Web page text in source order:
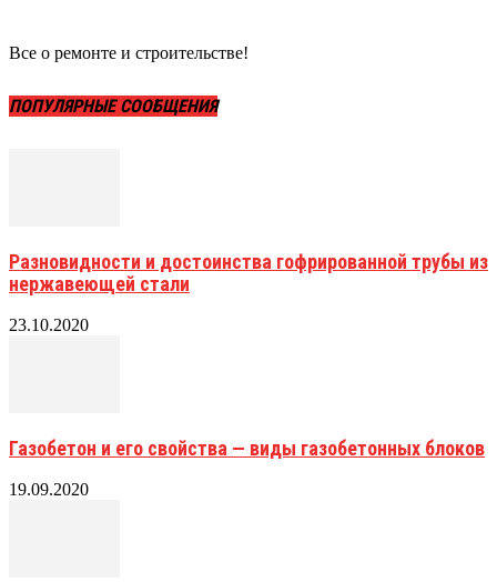
Все о ремонте и строительстве!
ПОПУЛЯРНЫЕ СООБЩЕНИЯ
Разновидности и достоинства гофрированной трубы из
нержавеющей стали
23.10.2020
Газобетон и его свойства — виды газобетонных блоков
19.09.2020